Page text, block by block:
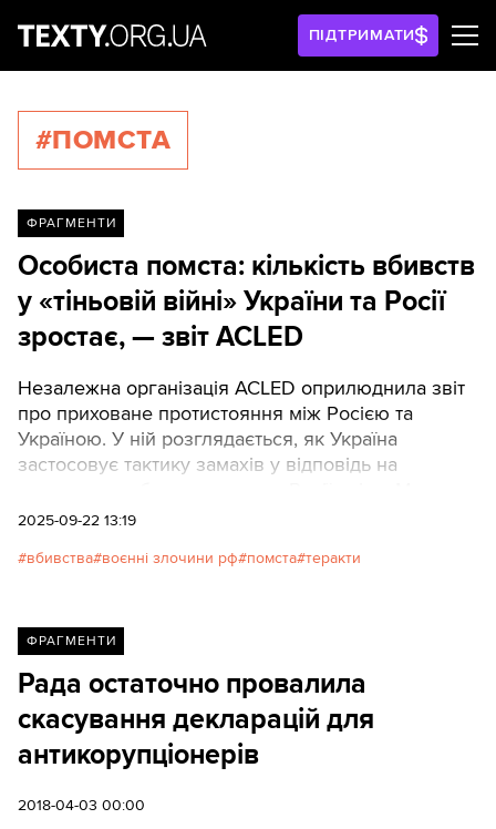
ПІДТРИМАТИ
#ПОМСТА
ФРАГМЕНТИ
Особиста помста: кількість вбивств
у «тіньовій війні» України та Росії
зростає, — звіт ACLED
Незалежна організація ACLED оприлюднила звіт
про приховане протистояння між Росією та
Україною. У ній розглядається, як Україна
застосовує тактику замахів у відповідь на
намагається її відтворити. Texty.org.ua наводять
2025-09-22 13:19
вбивства воєнні злочини рф помста теракти
ФРАГМЕНТИ
Рада остаточно провалила
скасування декларацій для
антикорупціонерів
2018-04-03 00:00